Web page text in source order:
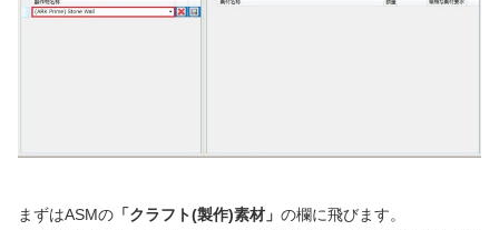
まずはASMの 「クラフト(製作)素材」 の欄に飛びます。